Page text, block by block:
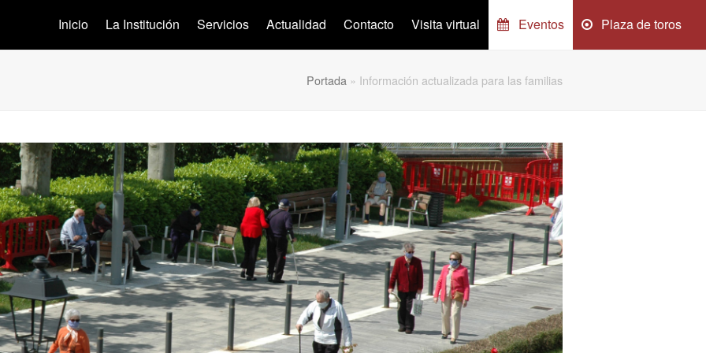
Inicio La Institución Servicios Actualidad Contacto Visita virtual Eventos Plaza de toros
Portada » Información actualizada para las familias